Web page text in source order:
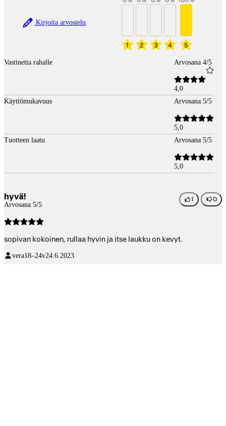
Kirjoita arvostelu
1 2 3 4 5
Vastinetta rahalle Arvosana 4/5
4,0
Käyttömukavuus
Arvosana 5/5
5,0
Tuotteen laatu
Arvosana 5/5
5,0
hyvä!
Arvosana 5/5
1 0
sopivan kokoinen, rullaa hyvin ja itse laukku on kevyt.
vera18–24v24.6.2023